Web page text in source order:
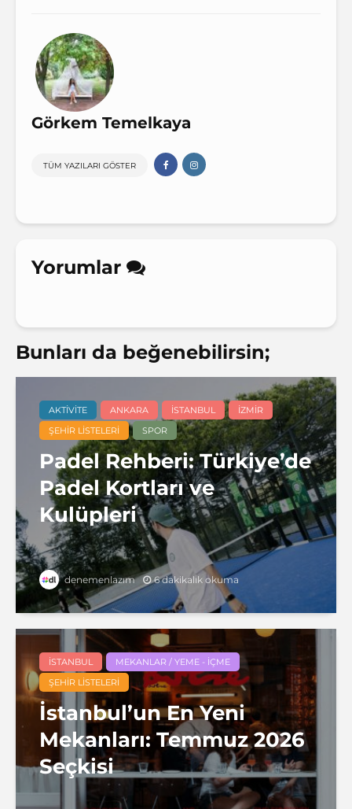
Görkem Temelkaya
TÜM YAZILARI GÖSTER
Yorumlar
Bunları da beğenebilirsin;
AKTIVITE ANKARA İSTANBUL
İZMIR
ŞEHIR LISTELERI
SPOR
Padel Rehberi: Türkiye’de
Padel Kortları ve
Kulüpleri
denemenlazım 6 dakikalık okuma
İSTANBUL
MEKANLAR / YEME - İÇME
ŞEHIR LISTELERI
İstanbul’un En Yeni
Mekanları: Temmuz 2026
Seçkisi